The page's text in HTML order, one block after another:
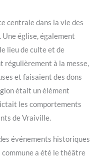
centrale dans la vie des
église, également
lieu de culte et de
régulièrement à la messe,
et faisaient des dons
était un élément
les comportements
de Vraiville.
événements historiques
commune a été le théâtre